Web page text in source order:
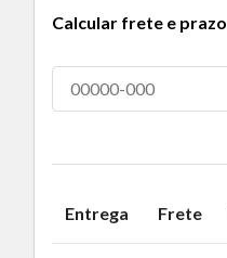
Calcular frete e prazo
Entrega Frete